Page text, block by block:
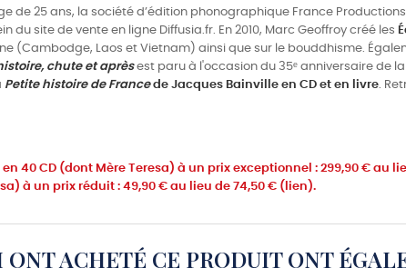
de 25 ans, la société d’édition phonographique France
site de vente en ligne Diffusia.fr. En 2010, Marc Geoffroy créé les
(Cambodge, Laos et Vietnam) ainsi que sur le bouddhisme.
chute et après est paru à l'occasion du 35ᵉ anniversaire de
Petite histoire de Francede Jacques Bainville en CD et en livre .
40 CD (dont Mère Teresa) à un prix exceptionnel : 299,90 € au
à un prix réduit : 49,90 € au lieu de 74,50 € (lien).
ACHETÉ CE PRODUIT ONT